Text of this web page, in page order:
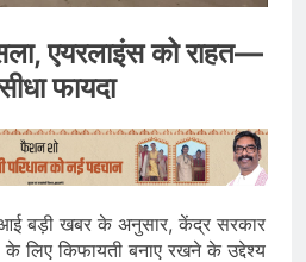
एयरलाइंस को राहत—
फायदा
बड़ी खबर के अनुसार, केंद्र सरकार
के लिए किफायती बनाए रखने के उद्देश्य